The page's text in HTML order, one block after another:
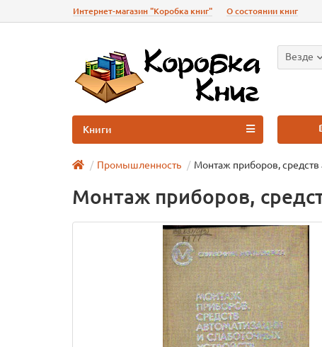
Интернет-магазин "Коробка книг" О состоянии книг
Везде
Книги
Промышленность Монтаж приборов, средств
Монтаж приборов,